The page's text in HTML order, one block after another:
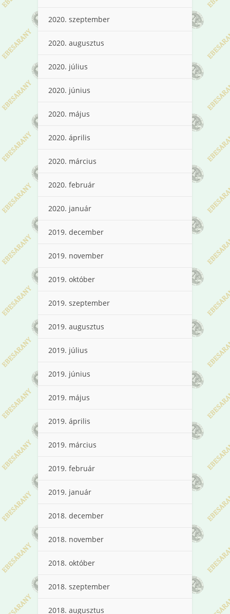
2020. szeptember
2020. augusztus
2020. július
2020. június
2020. május
2020. április
2020. március
2020. február
2020. január
2019. december
2019. november
2019. október
2019. szeptember
2019. augusztus
2019. július
2019. június
2019. május
2019. április
2019. március
2019. február
2019. január
2018. december
2018. november
2018. október
2018. szeptember
2018. augusztus